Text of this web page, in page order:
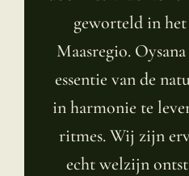
geworteld in
Maasregio.
essentie van de
in harmonie te
ritmes. Wij zijn
echt welzijn